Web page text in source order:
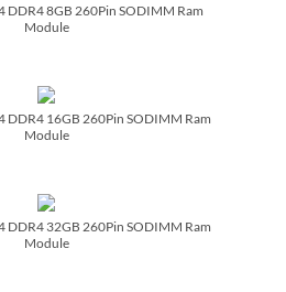
DDR4 8GB 260Pin SODIMM Ram
Module
DDR4 16GB 260Pin SODIMM Ram
Module
DDR4 32GB 260Pin SODIMM Ram
Module